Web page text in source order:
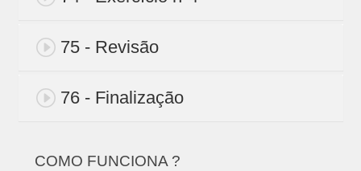
75 - Revisão
76 - Finalização
COMO FUNCIONA ?